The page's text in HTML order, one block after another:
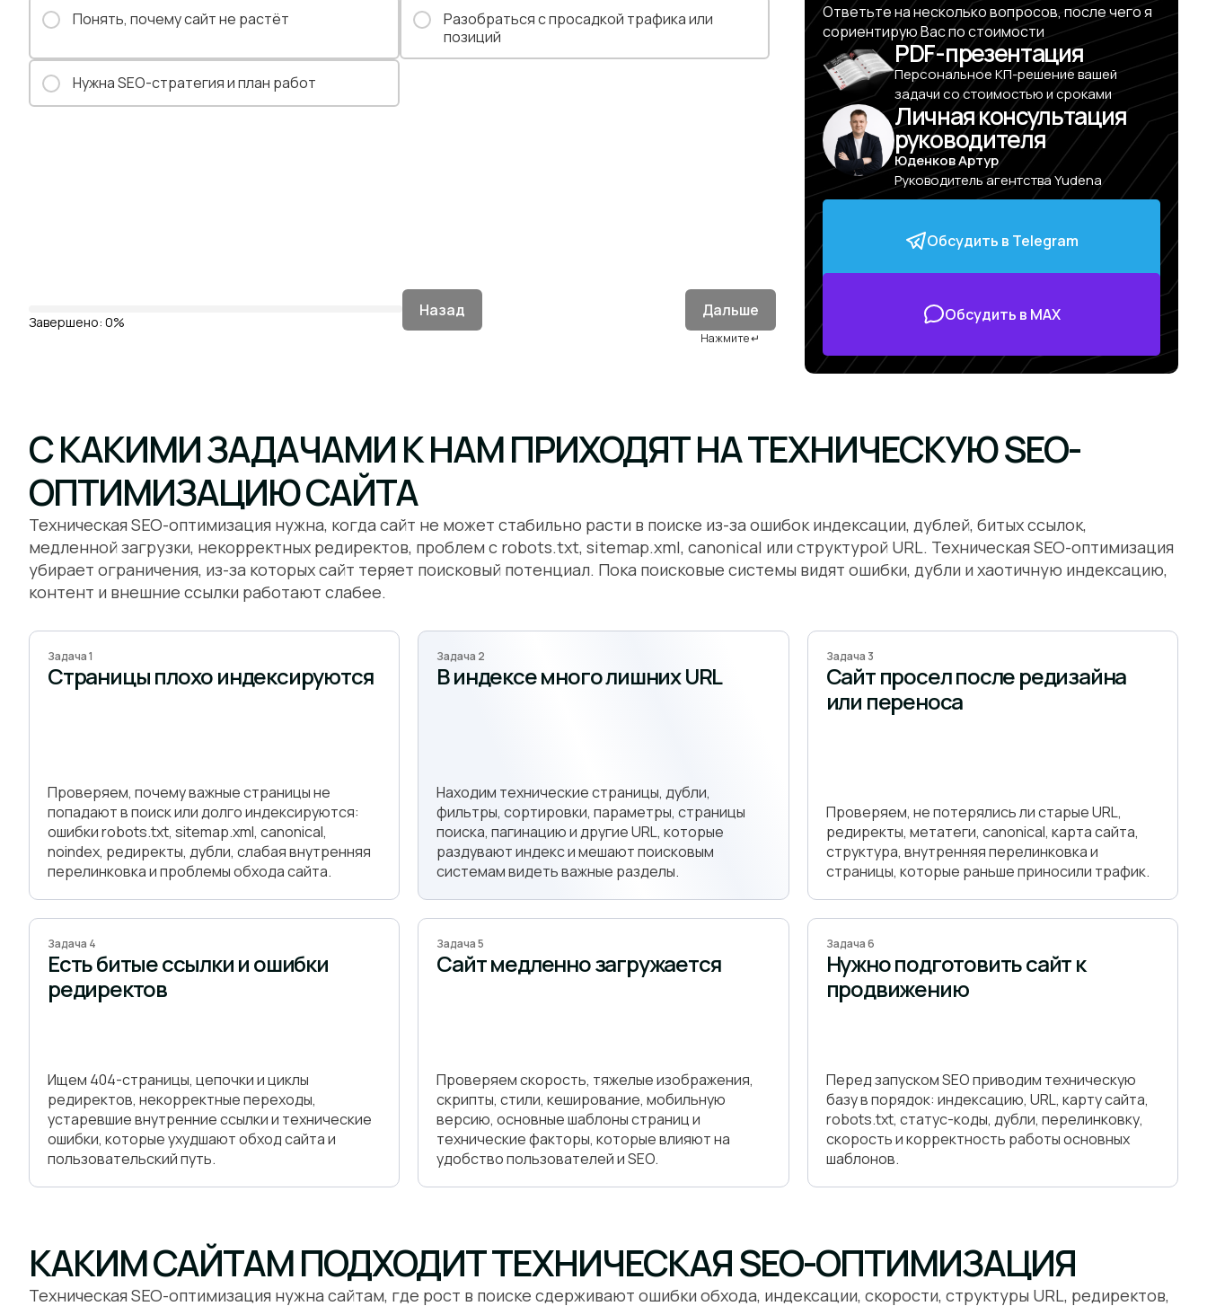
Понять, почему сайт не растёт
Разобраться с просадкой трафика или
позиций
Нужна SEO-стратегия и план работ
Завершено: 0%
Назад Дальше
Нажмите ↵
Ответьте на несколько вопросов, после чего я
сориентирую Вас по стоимости
PDF-презентация
Персональное КП-решение вашей
задачи со стоимостью и сроками
Личная консультация
руководителя
Юденков Артур
Руководитель агентства Yudena
Обсудить в Telegram
Обсудить в MAX
С КАКИМИ ЗАДАЧАМИ К НАМ ПРИХОДЯТ НА ТЕХНИЧЕСКУЮ SEO-
ОПТИМИЗАЦИЮ САЙТА
Техническая SEO-оптимизация нужна, когда сайт не может стабильно расти в поиске из-за ошибок индексации, дублей, битых ссылок,
медленной загрузки, некорректных редиректов, проблем с robots.txt, sitemap.xml, canonical или структурой URL. Техническая SEO-оптимизация
убирает ограничения, из-за которых сайт теряет поисковый потенциал. Пока поисковые системы видят ошибки, дубли и хаотичную индексацию,
контент и внешние ссылки работают слабее.
Задача 1
Страницы плохо индексируются
Проверяем, почему важные страницы не
попадают в поиск или долго индексируются:
ошибки robots.txt, sitemap.xml, canonical,
noindex, редиректы, дубли, слабая внутренняя
перелинковка и проблемы обхода сайта.
Задача 2
В индексе много лишних URL
Находим технические страницы, дубли,
фильтры, сортировки, параметры, страницы
поиска, пагинацию и другие URL, которые
раздувают индекс и мешают поисковым
системам видеть важные разделы.
Задача 3
Сайт просел после редизайна
или переноса
Проверяем, не потерялись ли старые URL,
редиректы, метатеги, canonical, карта сайта,
структура, внутренняя перелинковка и
страницы, которые раньше приносили трафик.
Задача 4
Есть битые ссылки и ошибки
редиректов
Ищем 404-страницы, цепочки и циклы
редиректов, некорректные переходы,
устаревшие внутренние ссылки и технические
ошибки, которые ухудшают обход сайта и
пользовательский путь.
Задача 5
Сайт медленно загружается
Проверяем скорость, тяжелые изображения,
скрипты, стили, кеширование, мобильную
версию, основные шаблоны страниц и
технические факторы, которые влияют на
удобство пользователей и SEO.
Задача 6
Нужно подготовить сайт к
продвижению
Перед запуском SEO приводим техническую
базу в порядок: индексацию, URL, карту сайта,
robots.txt, статус-коды, дубли, перелинковку,
скорость и корректность работы основных
шаблонов.
КАКИМ САЙТАМ ПОДХОДИТ ТЕХНИЧЕСКАЯ SEO-ОПТИМИЗАЦИЯ
Техническая SEO-оптимизация нужна сайтам, где рост в поиске сдерживают ошибки обхода, индексации, скорости, структуры URL, редиректов,